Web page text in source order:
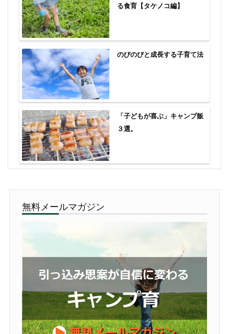
る食育【タケノコ編】
のびのびと成長する子育て法
「子どもが喜ぶ」キャンプ飯
３選。
無料メールマガジン